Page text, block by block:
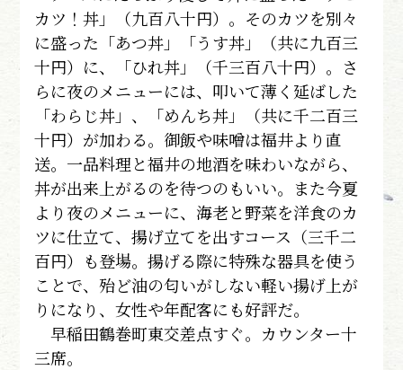
カツ！丼」（九百八十円）。そのカツを別々
に盛った「あつ丼」「うす丼」（共に九百三
十円）に、「ひれ丼」（千三百八十円）。さ
らに夜のメニューには、叩いて薄く延ばした
「わらじ丼」、「めんち丼」（共に千二百三
十円）が加わる。御飯や味噌は福井より直
送。一品料理と福井の地酒を味わいながら、
丼が出来上がるのを待つのもいい。また今夏
より夜のメニューに、海老と野菜を洋食のカ
ツに仕立て、揚げ立てを出すコース（三千二
百円）も登場。揚げる際に特殊な器具を使う
ことで、殆ど油の匂いがしない軽い揚げ上が
りになり、女性や年配客にも好評だ。
早稲田鶴巻町東交差点すぐ。カウンター十
三席。